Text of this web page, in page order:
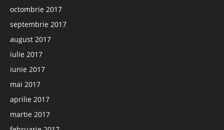
octombrie 2017
septembrie 2017
august 2017
iulie 2017
iunie 2017
mai 2017
aprilie 2017
martie 2017